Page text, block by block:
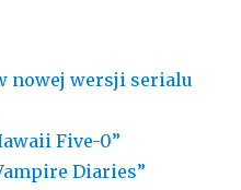
nowej wersji serialu
Five-0”
Diaries”